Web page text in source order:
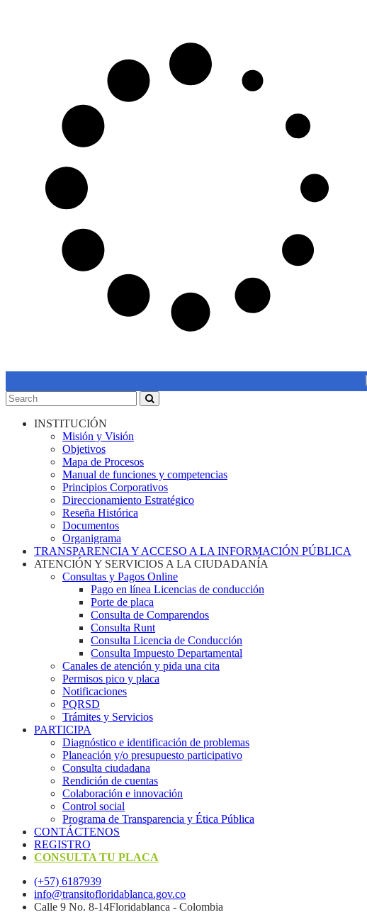
INSTITUCIÓN
Misión y Visión
Objetivos
Mapa de Procesos
Manual de funciones y competencias
Principios Corporativos
Direccionamiento Estratégico
Reseña Histórica
Documentos
Organigrama
TRANSPARENCIA Y ACCESO A LA INFORMACIÓN PÚBLICA
ATENCIÓN Y SERVICIOS A LA CIUDADANÍA
Consultas y Pagos Online
Pago en línea Licencias de conducción
Porte de placa
Consulta de Comparendos
Consulta Runt
Consulta Licencia de Conducción
Consulta Impuesto Departamental
Canales de atención y pida una cita
Permisos pico y placa
Notificaciones
PQRSD
Trámites y Servicios
PARTICIPA
Diagnóstico e identificación de problemas
Planeación y/o presupuesto participativo​
Consulta ciudadana
Rendición de cuentas
Colaboración e innovación
Control social
Programa de Transparencia y Ética Pública
CONTÁCTENOS
REGISTRO
CONSULTA TU PLACA
(+57) 6187939
info@transitofloridablanca.gov.co
Calle 9 No. 8-14Floridablanca - Colombia